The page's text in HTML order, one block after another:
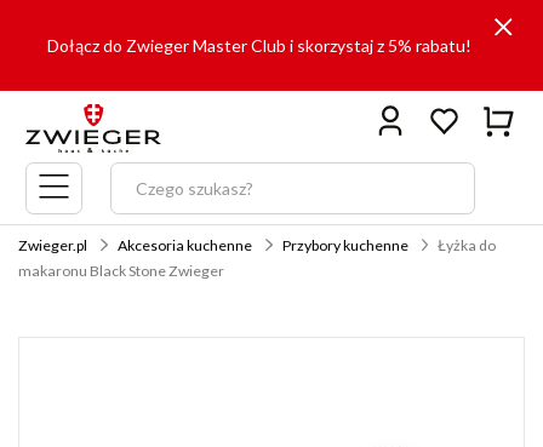
Dołącz do Zwieger Master Club i skorzystaj z 5% rabatu!
Menu
główne
Zwieger.pl Akcesoria kuchenne Przybory kuchenne
Łyżka do
makaronu Black Stone Zwieger